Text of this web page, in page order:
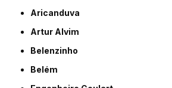
Aricanduva
Artur Alvim
Belenzinho
Belém